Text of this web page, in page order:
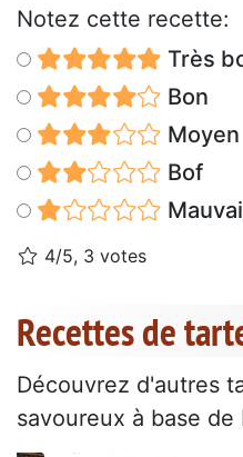
Notez cette recette:
Très
Bon
Moyen
Bof
4/5, 3 votes
Recettes de
Découvrez d'autres
savoureux à base de